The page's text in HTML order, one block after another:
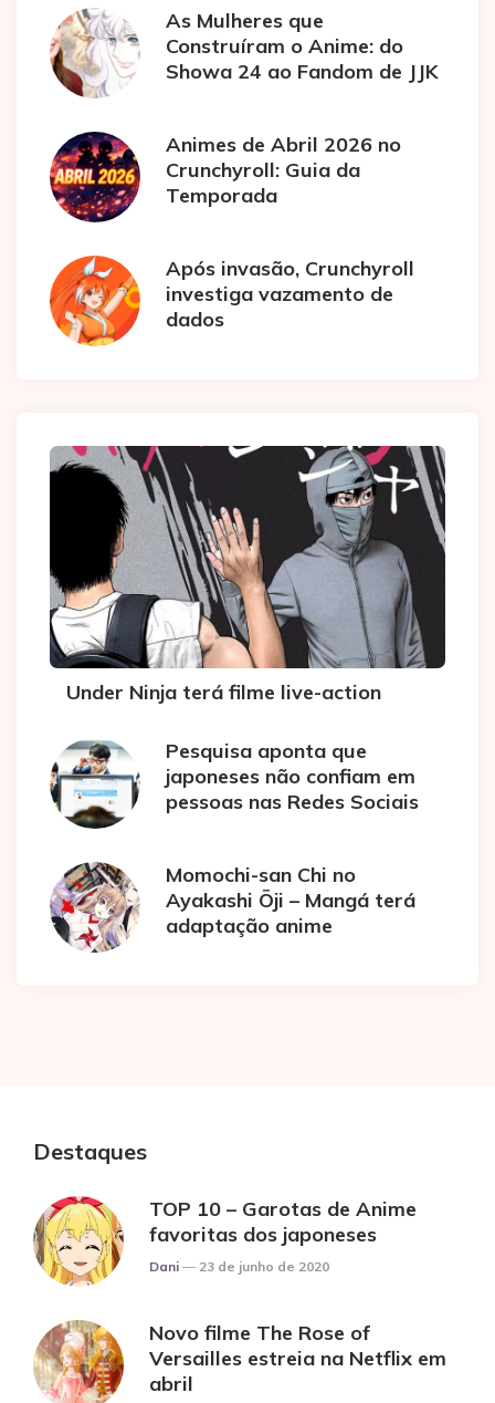
As Mulheres que
Construíram o Anime: do
Showa 24 ao Fandom de JJK
Animes de Abril 2026 no
Crunchyroll: Guia da
Temporada
Após invasão, Crunchyroll
investiga vazamento de
dados
Under Ninja terá filme live-action
Pesquisa aponta que
japoneses não confiam em
pessoas nas Redes Sociais
Momochi-san Chi no
Ayakashi Ōji – Mangá terá
adaptação anime
Destaques
TOP 10 – Garotas de Anime
favoritas dos japoneses
Posted
Dani 23 de junho de 2020
Novo filme The Rose of
Versailles estreia na Netflix em
abril